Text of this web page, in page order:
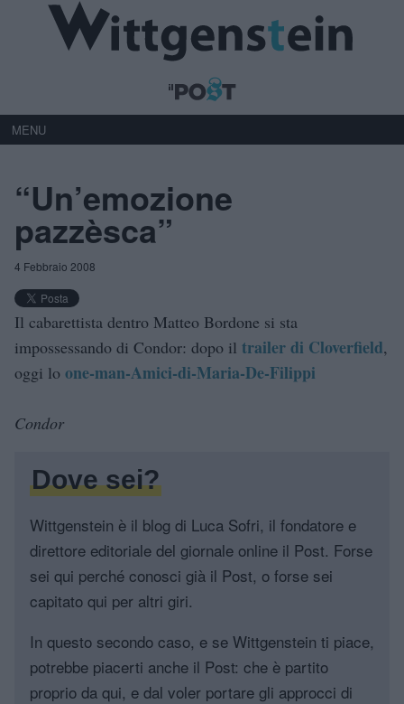
MENU
“Un’emozione
pazzèsca”
4 Febbraio 2008
Il cabarettista dentro Matteo Bordone si sta
impossessando di Condor: dopo il trailer di Cloverfield,
oggi lo one-man-Amici-di-Maria-De-Filippi
Condor
Dove sei?
Wittgenstein è il blog di Luca Sofri, il fondatore e
direttore editoriale del giornale online il Post. Forse
sei qui perché conosci già il Post, o forse sei
capitato qui per altri giri.
In questo secondo caso, e se Wittgenstein ti piace,
potrebbe piacerti anche il Post: che è partito
proprio da qui, e dal voler portare gli approcci di